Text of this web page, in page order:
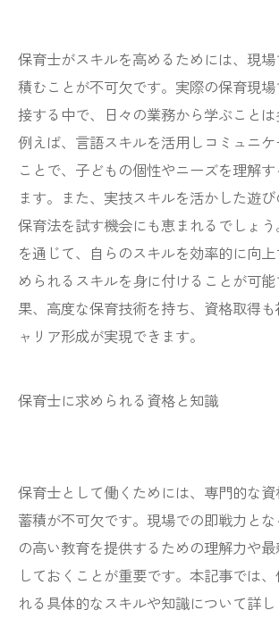
保育士がスキルを高めるためには、現
積むことが不可欠です。実際の保育現
接する中で、日々の業務から学ぶことは
例えば、言語スキルを活用しコミュニケ
ことで、子どもの個性やニーズを理解
ます。また、実技スキルを活かした遊
保育法を試す機会にも恵まれるでしょ
を通じて、自らのスキルを効率的に向
められるスキルを身に付けることが可
果、高度な保育技術を持ち、資格取得
ャリア形成が実現できます。
保育士に求められる資格と知識
保育士として働くためには、専門的な
蓄積が不可欠です。現場での即戦力と
の高い教育を提供するための理解力や
しておくことが重要です。本記事では
れる具体的なスキルや知識について詳し